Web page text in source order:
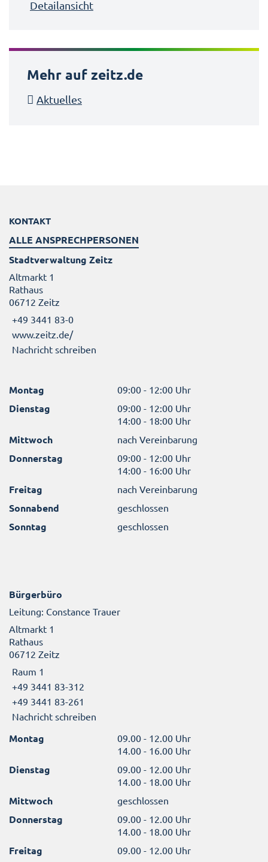
Detailansicht
Mehr auf zeitz.de
Aktuelles
KONTAKT
ALLE ANSPRECHPERSONEN
Stadtverwaltung Zeitz
Altmarkt 1
Rathaus
06712 Zeitz
+49 3441 83-0
www.zeitz.de/
Nachricht schreiben
Montag 09:00 - 12:00 Uhr
Dienstag
09:00 - 12:00 Uhr
14:00 - 18:00 Uhr
Mittwoch nach Vereinbarung
Donnerstag
09:00 - 12:00 Uhr
14:00 - 16:00 Uhr
Freitag nach Vereinbarung
Sonnabend geschlossen
Sonntag geschlossen
Bürgerbüro
Leitung: Constance Trauer
Altmarkt 1
Rathaus
06712 Zeitz
Raum 1
+49 3441 83-312
+49 3441 83-261
Nachricht schreiben
Montag
09.00 - 12.00 Uhr
14.00 - 16.00 Uhr
Dienstag
09.00 - 12.00 Uhr
14.00 - 18.00 Uhr
Mittwoch geschlossen
Donnerstag
09.00 - 12.00 Uhr
14.00 - 18.00 Uhr
Freitag 09.00 - 12.00 Uhr